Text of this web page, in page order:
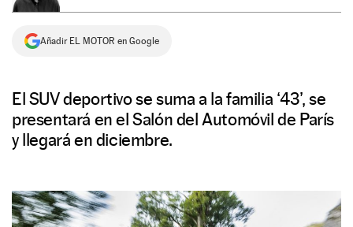
Añadir EL MOTOR en Google
El SUV deportivo se suma a la familia ‘43’, se
presentará en el Salón del Automóvil de París
y llegará en diciembre.